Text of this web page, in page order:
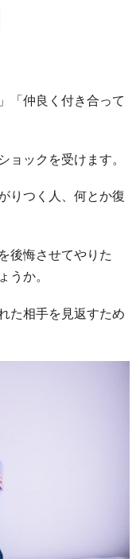
「仲良く付き合って
ョックを受けます。
りつく人、何とか復
後悔させてやりた
うか。
た相手を見返すため